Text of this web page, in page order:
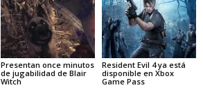
Presentan once minutos
de jugabilidad de Blair
Witch
Resident Evil 4 ya está
disponible en Xbox
Game Pass